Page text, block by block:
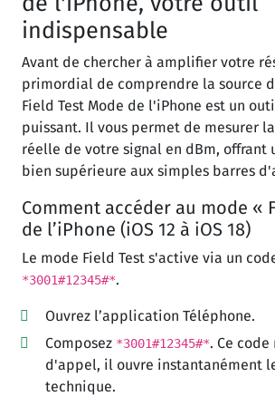
indispensable
Avant de chercher à amplifier votre
primordial de comprendre la source
Field Test Mode de l'iPhone est un
puissant. Il vous permet de mesurer
réelle de votre signal en dBm, offrant
bien supérieure aux simples barres
Comment accéder au mode «
de l’iPhone (iOS 12 à iOS 18)
Le mode Field Test s'active via un
*3001#12345#*.
Ouvrez l’application Téléphone.
Composez *3001#12345#*. Ce
d'appel, il ouvre instantanément
technique.